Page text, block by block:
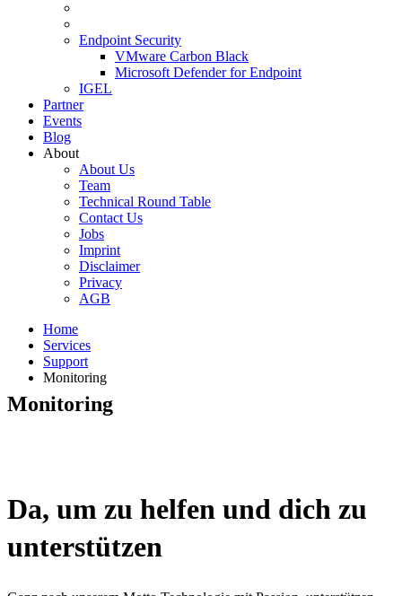
Endpoint Security
VMware Carbon Black
Microsoft Defender for Endpoint
IGEL
Partner
Events
Blog
About
About Us
Team
Technical Round Table
Contact Us
Jobs
Imprint
Disclaimer
Privacy
AGB
Home
Services
Support
Monitoring
Monitoring
Da, um zu helfen und dich zu
unterstützen